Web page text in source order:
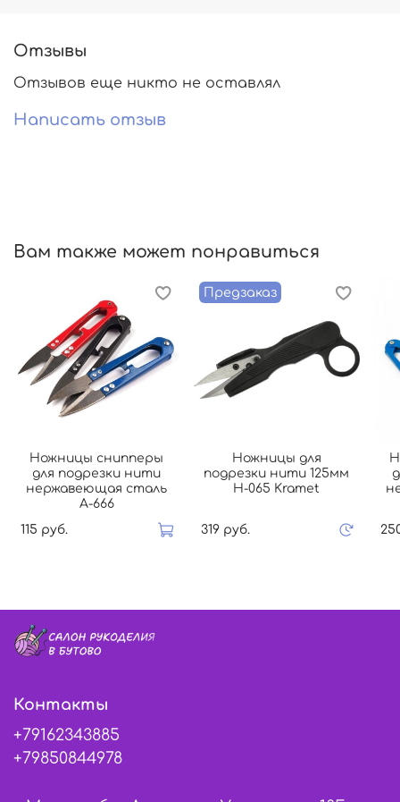
Отзывы
Отзывов еще никто не оставлял
Написать отзыв
Вам также может понравиться
Ножницы снипперы
для подрезки нити
нержавеющая сталь
А-666
115 руб.
Предзаказ
Ножницы для
подрезки нити 125мм
Н-065 Kramet
319 руб.
Контакты
+79162343885
+79850844978